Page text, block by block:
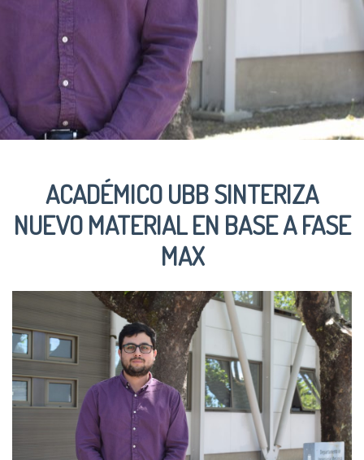
ACADÉMICO UBB SINTERIZA
NUEVO MATERIAL EN BASE A FASE
MAX